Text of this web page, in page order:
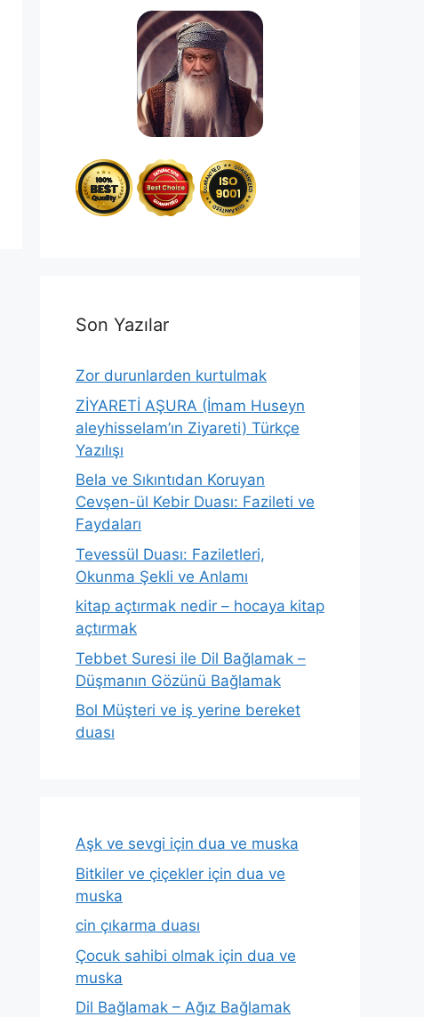
Son Yazılar
Zor durunlarden kurtulmak
ZİYARETİ AŞURA (İmam Huseyn
aleyhisselam’ın Ziyareti) Türkçe
Yazılışı
Bela ve Sıkıntıdan Koruyan
Cevşen-ül Kebir Duası: Fazileti ve
Faydaları
Tevessül Duası: Faziletleri,
Okunma Şekli ve Anlamı
kitap açtırmak nedir – hocaya kitap
açtırmak
Tebbet Suresi ile Dil Bağlamak –
Düşmanın Gözünü Bağlamak
Bol Müşteri ve iş yerine bereket
duası
Aşk ve sevgi için dua ve muska
Bitkiler ve çiçekler için dua ve
muska
cin çıkarma duası
Çocuk sahibi olmak için dua ve
muska
Dil Bağlamak – Ağız Bağlamak